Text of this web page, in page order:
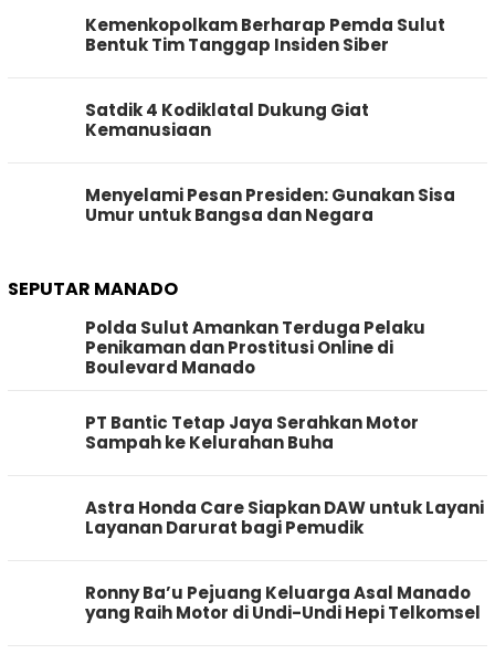
Kemenkopolkam Berharap Pemda Sulut
Bentuk Tim Tanggap Insiden Siber
Satdik 4 Kodiklatal Dukung Giat
Kemanusiaan
Menyelami Pesan Presiden: Gunakan Sisa
Umur untuk Bangsa dan Negara
SEPUTAR MANADO
Polda Sulut Amankan Terduga Pelaku
Penikaman dan Prostitusi Online di
Boulevard Manado
PT Bantic Tetap Jaya Serahkan Motor
Sampah ke Kelurahan Buha
Astra Honda Care Siapkan DAW untuk Layani
Layanan Darurat bagi Pemudik
Ronny Ba’u Pejuang Keluarga Asal Manado
yang Raih Motor di Undi-Undi Hepi Telkomsel